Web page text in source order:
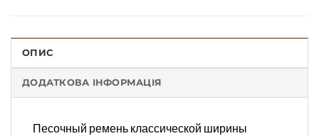
ОПИС
ДОДАТКОВА ІНФОРМАЦІЯ
Песочный ремень классической ширины